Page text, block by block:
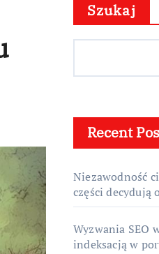
Szukaj
Recent
Niezawodność
części decydują
Wyzwania SEO
indeksacją w